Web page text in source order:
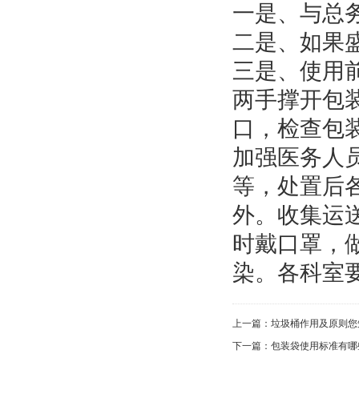
一是、与总
二是、如果
三是、使用
两手撑开包
口，检查包
加强医务人
等，处置后
外。收集运
时戴口罩，
染。各科室
上一篇： 垃圾桶作用及原则
下一篇： 包装袋使用标准有